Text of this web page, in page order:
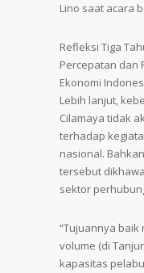
Lino saat acara
Refleksi Tiga
Percepatan dan
Ekonomi
Lebih lanjut,
Cilamaya tidak
terhadap
nasional.
tersebut
sektor
“Tujuannya baik
volume (di
kapasitas